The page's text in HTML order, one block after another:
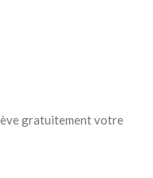
gratuitement votre